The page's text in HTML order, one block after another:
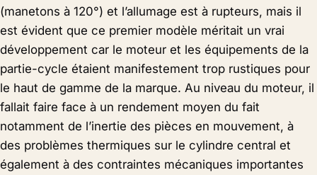
(manetons à 120°) et l’allumage est à rupteurs, mais il
est évident que ce premier modèle méritait un vrai
développement car le moteur et les équipements de la
partie-cycle étaient manifestement trop rustiques pour
le haut de gamme de la marque. Au niveau du moteur, il
fallait faire face à un rendement moyen du fait
notamment de l’inertie des pièces en mouvement, à
des problèmes thermiques sur le cylindre central et
également à des contraintes mécaniques importantes